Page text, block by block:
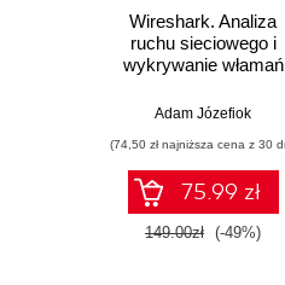
Wireshark. Analiza
ruchu sieciowego i
wykrywanie włamań
Adam Józefiok
(74,50 zł najniższa cena z 30
75.99 zł
149.00zł (-49%)